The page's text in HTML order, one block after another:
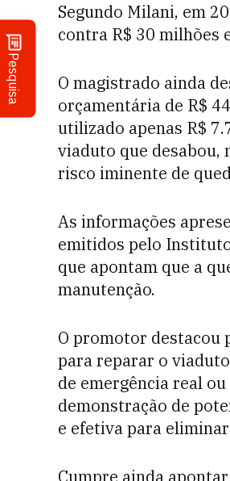
Pesquisa
Segundo Milani, em
contra R$ 30 milhões
O magistrado ainda
orçamentária de R$
utilizado apenas R$
viaduto que desabou,
risco iminente de
As informações
emitidos pelo
que apontam que a
manutenção.
O promotor destacou
para reparar o
de emergência real
demonstração de
e efetiva para
Cumpre ainda